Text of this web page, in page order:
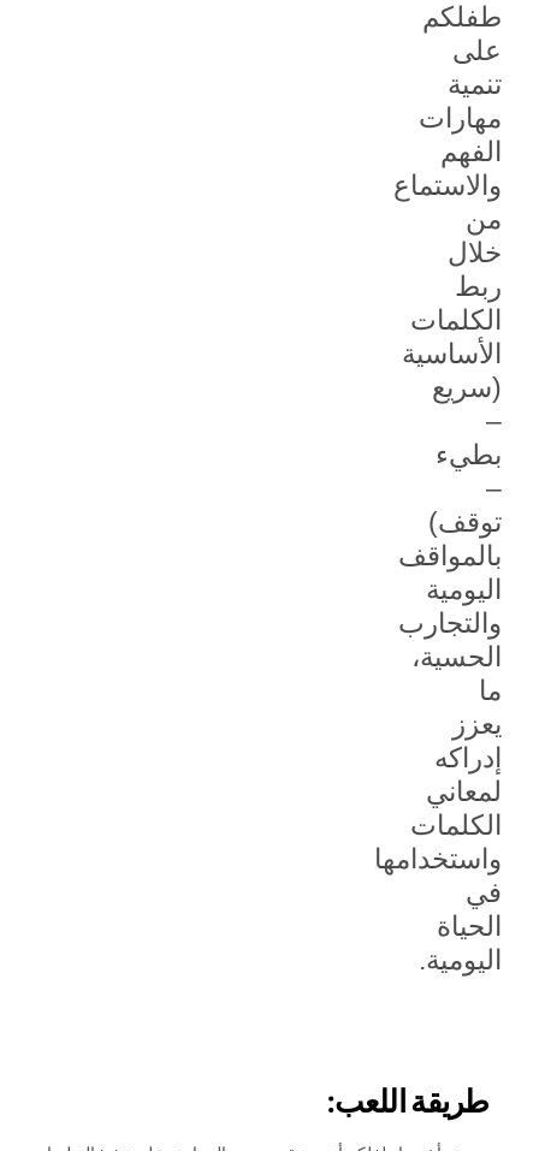
طفلكم
على
تنمية
مهارات
الفهم
والاستماع
من
خلال
ربط
الكلمات
الأساسية
(سريع
–
بطيء
–
توقف)
بالمواقف
اليومية
والتجارب
الحسية،
ما
يعزز
إدراكه
لمعاني
الكلمات
واستخدامها
في
الحياة
اليومية.
طريقة اللعب: